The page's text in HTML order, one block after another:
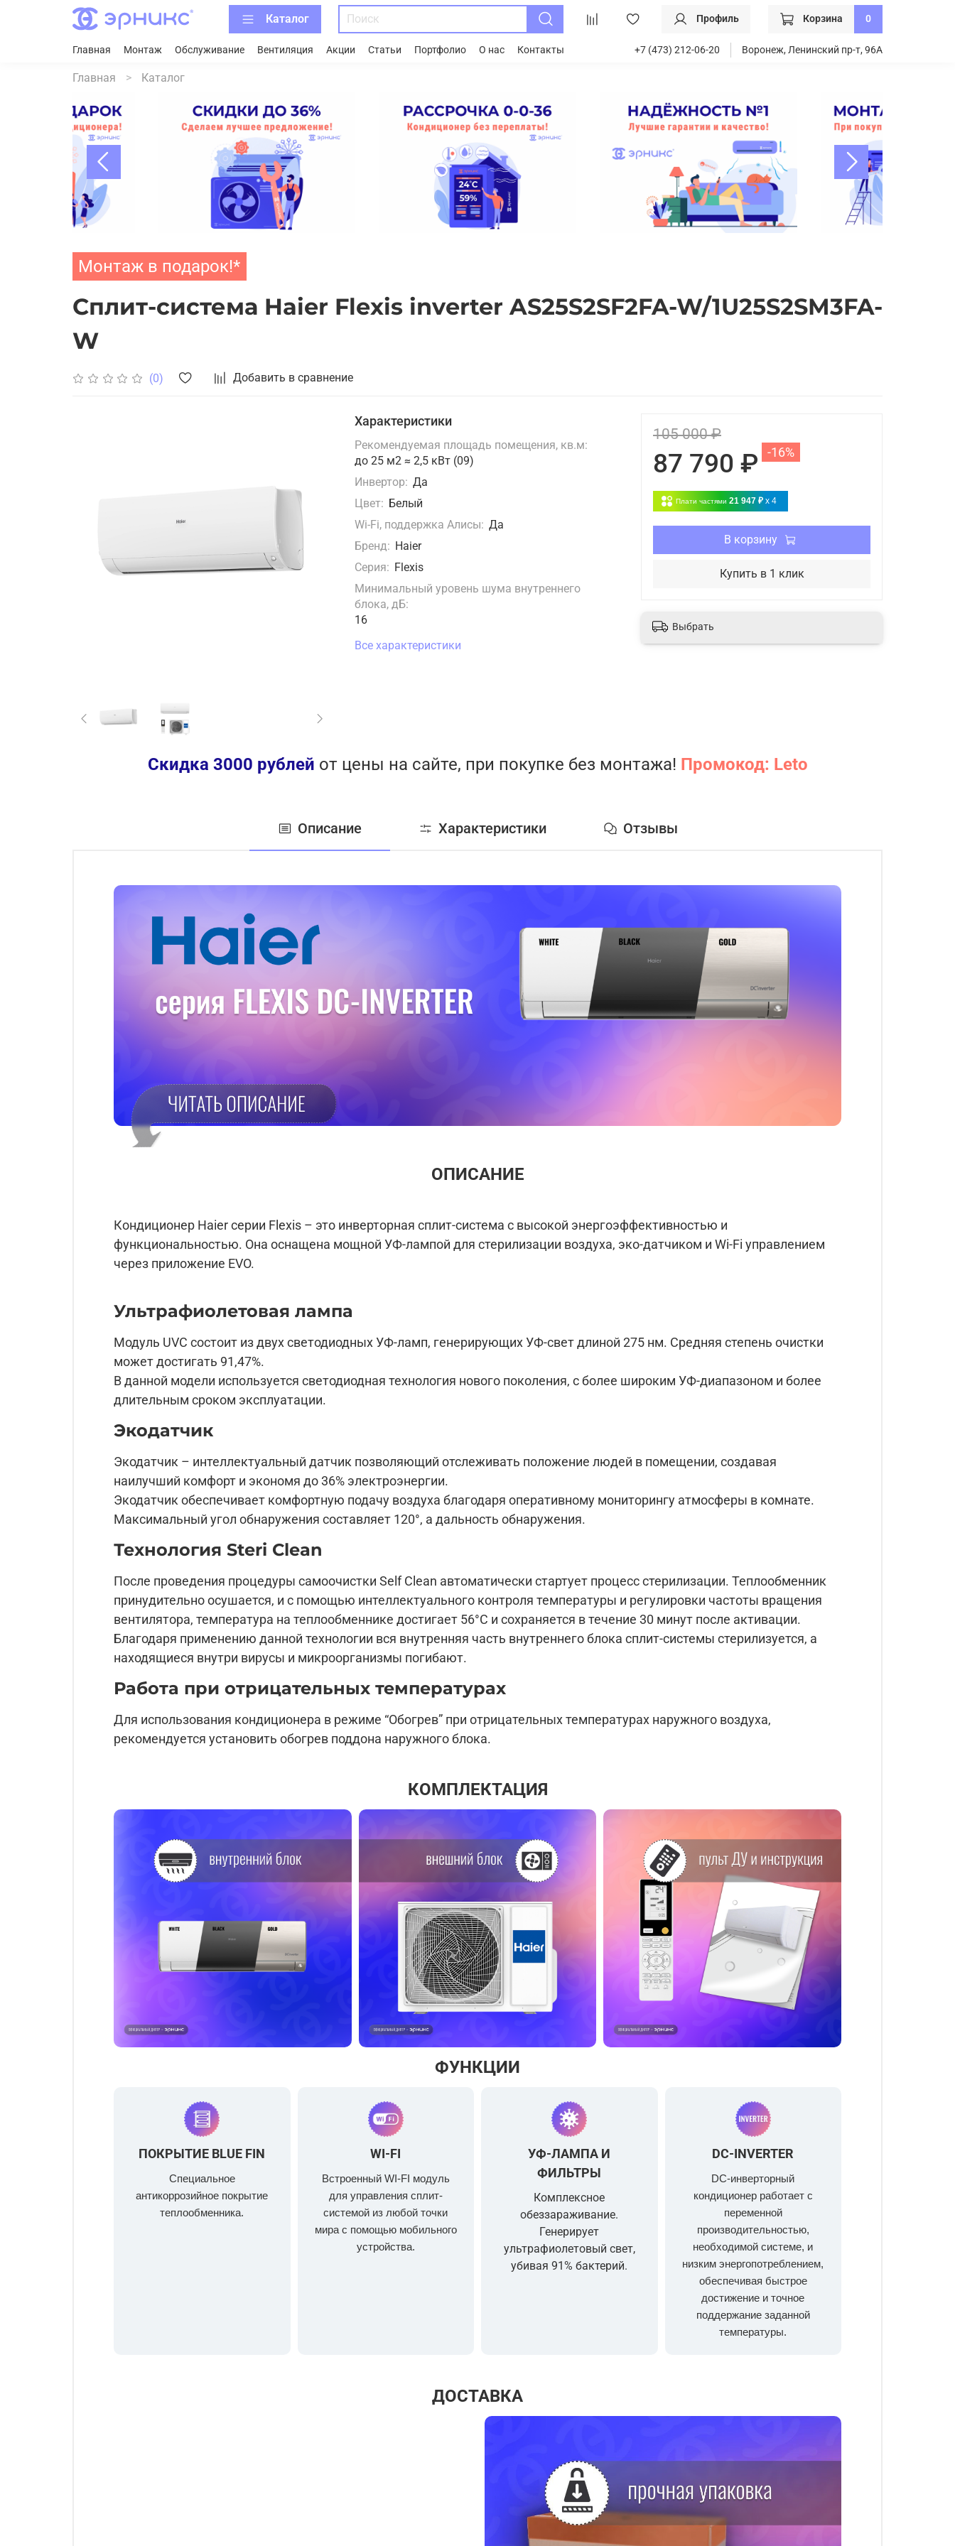
Каталог Профиль Корзина 0
Главная Монтаж Обслуживание Вентиляция Акции Статьи Портфолио О нас Контакты +7 (473) 212-06-20 Воронеж, Ленинский пр-т, 96А
Главная Каталог
Монтаж в подарок!*
Сплит-система Haier Flexis inverter AS25S2SF2FA-W/1U25S2SM3FA-
W
(0) Добавить в сравнение
Характеристики
Рекомендуемая площадь помещения, кв.м:
до 25 м2 ≈ 2,5 кВт (09)
Инвертор: Да
Цвет: Белый
Wi-Fi, поддержка Алисы: Да
Бренд: Haier
Серия: Flexis
Минимальный уровень шума внутреннего
блока, дБ:
16
Все характеристики
105 000 ₽
87 790 ₽ -16%
Плати частями 21 947 ₽ x 4
В корзину
Купить в 1 клик
Выбрать
Скидка 3000 рублей от цены на сайте, при покупке без монтажа! Промокод: Leto
Описание Характеристики Отзывы
ОПИСАНИЕ
Кондиционер Haier серии Flexis – это инверторная сплит-система с высокой энергоэффективностью и
функциональностью. Она оснащена мощной УФ-лампой для стерилизации воздуха, эко-датчиком и Wi-Fi управлением
через приложение EVO.
Ультрафиолетовая лампа
Модуль UVC состоит из двух светодиодных УФ-ламп, генерирующих УФ-свет длиной 275 нм. Средняя степень очистки
может достигать 91,47%.
В данной модели используется светодиодная технология нового поколения, с более широким УФ-диапазоном и более
длительным сроком эксплуатации.
Экодатчик
Экодатчик – интеллектуальный датчик позволяющий отслеживать положение людей в помещении, создавая
наилучший комфорт и экономя до 36% электроэнергии.
Экодатчик обеспечивает комфортную подачу воздуха благодаря оперативному мониторингу атмосферы в комнате.
Максимальный угол обнаружения составляет 120°, а дальность обнаружения.
Технология Steri Clean
После проведения процедуры самоочистки Self Clean автоматически стартует процесс стерилизации. Теплообменник
принудительно осушается, и с помощью интеллектуального контроля температуры и регулировки частоты вращения
вентилятора, температура на теплообменнике достигает 56°С и сохраняется в течение 30 минут после активации.
Благодаря применению данной технологии вся внутренняя часть внутреннего блока сплит-системы стерилизуется, а
находящиеся внутри вирусы и микроорганизмы погибают.
Работа при отрицательных температурах
Для использования кондиционера в режиме “Обогрев” при отрицательных температурах наружного воздуха,
рекомендуется установить обогрев поддона наружного блока.
КОМПЛЕКТАЦИЯ
ФУНКЦИИ
ПОКРЫТИЕ BLUE FIN
Специальное
антикоррозийное покрытие
теплообменника.
WI-FI
Встроенный WI-FI модуль
для управления сплит-
системой из любой точки
мира с помощью мобильного
устройства.
УФ-ЛАМПА И
ФИЛЬТРЫ
Комплексное
обеззараживание.
Генерирует
ультрафиолетовый свет,
убивая 91% бактерий.
DC-INVERTER
DC-инверторный
кондиционер работает с
переменной
производительностью,
необходимой системе, и
низким энергопотреблением,
обеспечивая быстрое
достижение и точное
поддержание заданной
температуры.
ДОСТАВКА